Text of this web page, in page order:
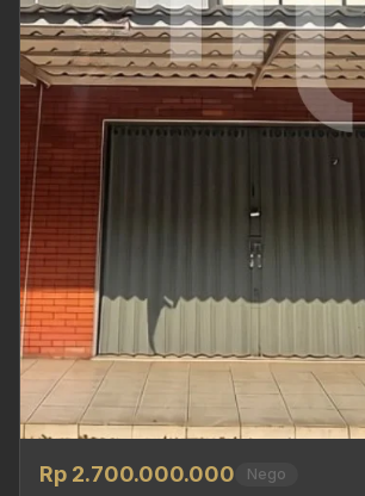
Rp 2.700.000.000 Nego